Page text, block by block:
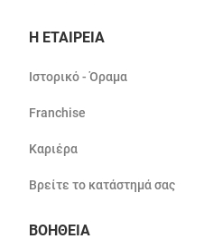
Η ΕΤΑΙΡΕΙΑ
Ιστορικό - Όραμα
Franchise
Καριέρα
Βρείτε το κατάστημά σας
ΒΟΗΘΕΙΑ